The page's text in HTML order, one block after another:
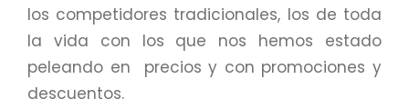
los competidores tradicionales, los de toda
la vida con los que nos hemos estado
peleando en precios y con promociones y
descuentos.